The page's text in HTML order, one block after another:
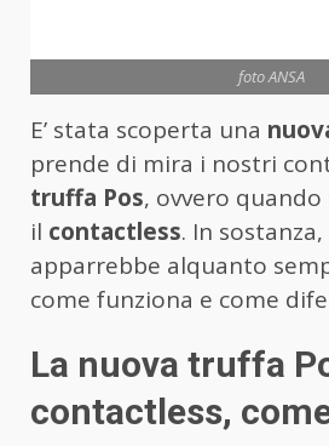
foto ANSA
E’ stata scoperta una
prende di mira i nostri
truffa Pos, ovvero
il contactless. In
apparrebbe alquanto
come funziona e come
La nuova truffa
contactless,